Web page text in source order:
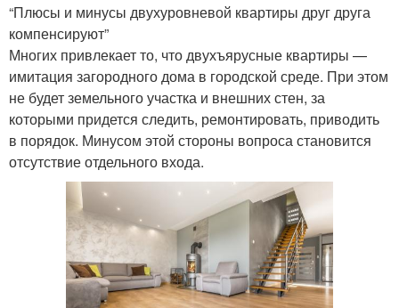
“Плюсы и минусы двухуровневой квартиры друг друга
компенсируют”
Многих привлекает то, что двухъярусные квартиры —
имитация загородного дома в городской среде. При этом
не будет земельного участка и внешних стен, за
которыми придется следить, ремонтировать, приводить
в порядок. Минусом этой стороны вопроса становится
отсутствие отдельного входа.